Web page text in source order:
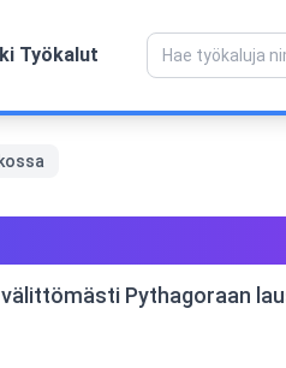
Työkalut
Pythagoraan